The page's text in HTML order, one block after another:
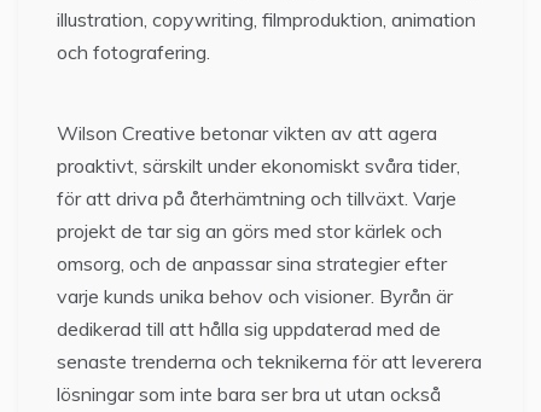
illustration, copywriting, filmproduktion, animation
och fotografering.
Wilson Creative betonar vikten av att agera
proaktivt, särskilt under ekonomiskt svåra tider,
för att driva på återhämtning och tillväxt. Varje
projekt de tar sig an görs med stor kärlek och
omsorg, och de anpassar sina strategier efter
varje kunds unika behov och visioner. Byrån är
dedikerad till att hålla sig uppdaterad med de
senaste trenderna och teknikerna för att leverera
lösningar som inte bara ser bra ut utan också